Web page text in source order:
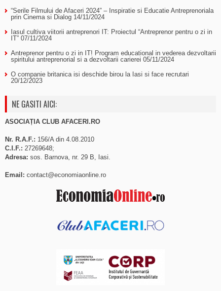
“Serile Filmului de Afaceri 2024” – Inspiratie si Educatie Antreprenoriala
prin Cinema si Dialog 14/11/2024
Iasul cultiva viitorii antreprenori IT: Proiectul “Antreprenor pentru o zi in
IT” 07/11/2024
Antreprenor pentru o zi in IT! Program educational in vederea dezvoltarii
spiritului antreprenorial si a dezvoltarii carierei 05/11/2024
O companie britanica isi deschide birou la Iasi si face recrutari
20/12/2023
NE GASITI AICI:
ASOCIAȚIA CLUB AFACERI.RO
Nr. R.A.F.: 156/A din 4.08.2010
C.I.F.: 27269648;
Adresa: sos. Barnova, nr. 29 B, Iasi.
Email: contact@economiaonline.ro